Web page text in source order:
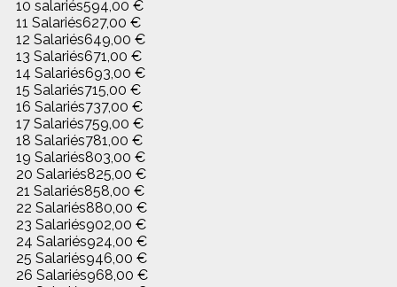
10 salariés594,00 €
11 Salariés627,00 €
12 Salariés649,00 €
13 Salariés671,00 €
14 Salariés693,00 €
15 Salariés715,00 €
16 Salariés737,00 €
17 Salariés759,00 €
18 Salariés781,00 €
19 Salariés803,00 €
20 Salariés825,00 €
21 Salariés858,00 €
22 Salariés880,00 €
23 Salariés902,00 €
24 Salariés924,00 €
25 Salariés946,00 €
26 Salariés968,00 €